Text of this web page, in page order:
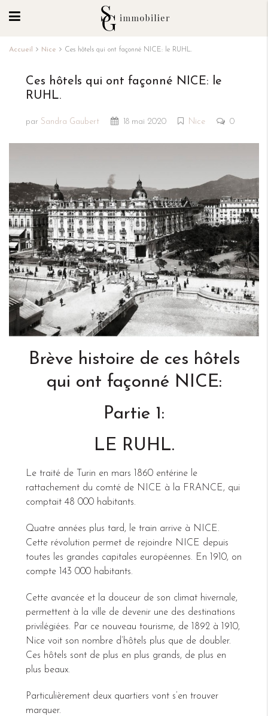
Accueil Nice Ces hôtels qui ont façonné NICE: le RUHL.
Ces hôtels qui ont façonné NICE: le
RUHL.
par Sandra Gaubert 18 mai 2020 Nice 0
Brève histoire de ces hôtels
qui ont façonné NICE:
Partie 1:
LE RUHL.
Le traité de Turin en mars 1860 entérine le
rattachement du comté de NICE à la FRANCE, qui
comptait 48 000 habitants.
Quatre années plus tard, le train arrive à NICE.
Cette révolution permet de rejoindre NICE depuis
toutes les grandes capitales européennes. En 1910, on
compte 143 000 habitants.
Cette avancée et la douceur de son climat hivernale,
permettent à la ville de devenir une des destinations
privilégiées. Par ce nouveau tourisme, de 1892 à 1910,
Nice voit son nombre d’hôtels plus que de doubler.
Ces hôtels sont de plus en plus grands, de plus en
plus beaux.
Particulièrement deux quartiers vont s’en trouver
marquer.